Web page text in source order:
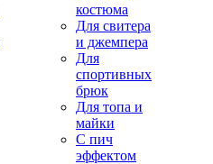
костюма
Для свитера
и джемпера
Для
спортивных
брюк
Для топа и
майки
С пич
эффектом